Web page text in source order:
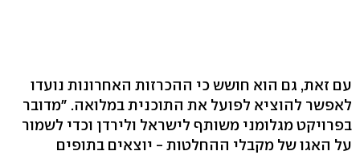
עם זאת, גם הוא חושש כי ההכרזות האחרונות נועדו
לאפשר להוציא לפועל את התוכנית במלואה. "מדובר
בפרויקט מגלומני משותף לישראל ולירדן וכדי לשמור
על האגו של מקבלי ההחלטות - יוצאים בתופים